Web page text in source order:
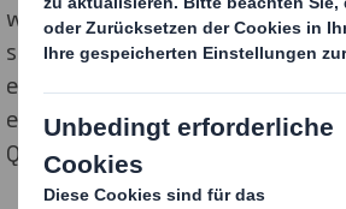
wichtig zu wissen, dass Sie für
stehen und dass wir uns in dieser
erster Linie darauf konzentrieren,
einen hervorragenden Service und
Qualität zu bieten.